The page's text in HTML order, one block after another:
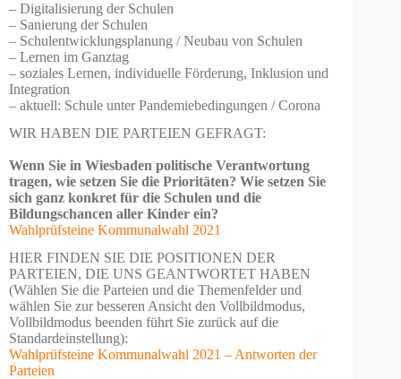
– Digitalisierung der Schulen
– Sanierung der Schulen
– Schulentwicklungsplanung / Neubau von Schulen
– Lernen im Ganztag
– soziales Lernen, individuelle Förderung, Inklusion und
Integration
– aktuell: Schule unter Pandemiebedingungen / Corona
WIR HABEN DIE PARTEIEN GEFRAGT:
Wenn Sie in Wiesbaden politische Verantwortung
tragen, wie setzen Sie die Prioritäten? Wie setzen Sie
sich ganz konkret für die Schulen und die
Bildungschancen aller Kinder ein?
Wahlprüfsteine Kommunalwahl 2021
HIER FINDEN SIE DIE POSITIONEN DER
PARTEIEN, DIE UNS GEANTWORTET HABEN
(Wählen Sie die Parteien und die Themenfelder und
wählen Sie zur besseren Ansicht den Vollbildmodus,
Vollbildmodus beenden führt Sie zurück auf die
Standardeinstellung):
Wahlprüfsteine Kommunalwahl 2021 – Antworten der
Parteien